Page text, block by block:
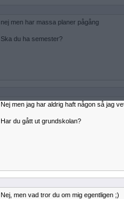
nej men har massa planer pågång
Ska du ha semester?
Nej men jag har aldrig haft någon så jag
Har du gått ut grundskolan?
Nej, men vad tror du om mig egentligen ;)